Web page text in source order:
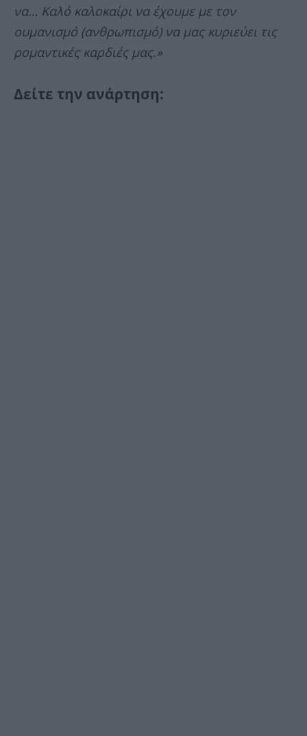
να… Καλό καλοκαίρι να έχουμε με τον
ουμανισμό (ανθρωπισμό) να μας κυριεύει τις
ρομαντικές καρδιές μας.»
Δείτε την ανάρτηση: